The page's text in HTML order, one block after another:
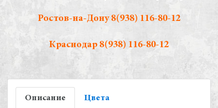
Ростов-на-Дону 8(938) 116-80-12
Краснодар 8(938) 116-80-12
Описание Цвета